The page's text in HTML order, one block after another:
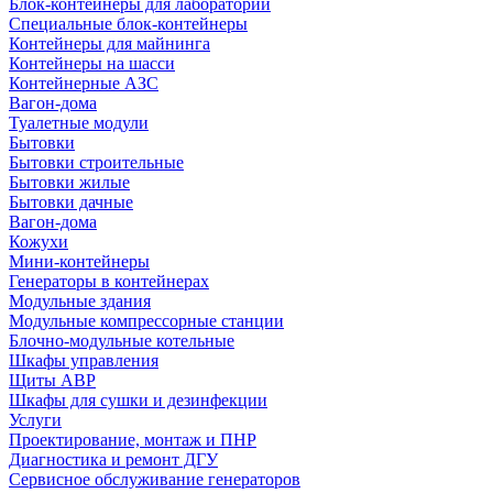
Блок-контейнеры для лабораторий
Специальные блок-контейнеры
Контейнеры для майнинга
Контейнеры на шасси
Контейнерные АЗС
Вагон-дома
Туалетные модули
Бытовки
Бытовки строительные
Бытовки жилые
Бытовки дачные
Вагон-дома
Кожухи
Мини-контейнеры
Генераторы в контейнерах
Модульные здания
Модульные компрессорные станции
Блочно-модульные котельные
Шкафы управления
Щиты АВР
Шкафы для сушки и дезинфекции
Услуги
Проектирование, монтаж и ПНР
Диагностика и ремонт ДГУ
Сервисное обслуживание генераторов